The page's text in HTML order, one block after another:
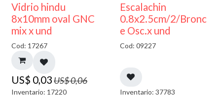
50% DESCUENTO
Vidrio hindu
8x10mm oval GNC
mix x und
Cod: 17267
US$ 0,03US$0,06
Inventario: 17220
Escalachin
0.8x2.5cm/2/Bronc
e Osc.x und
Cod: 09227
Inventario: 37783